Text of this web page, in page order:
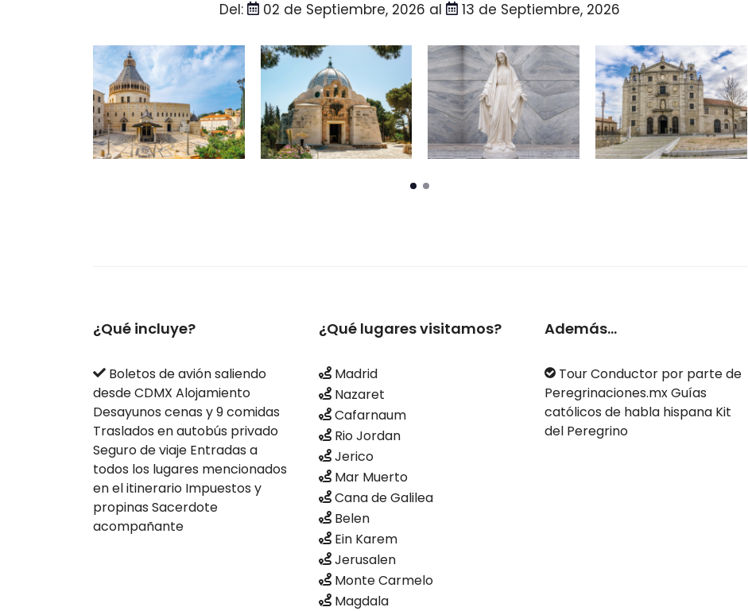
Del: 02 de Septiembre, 2026 al 13 de Septiembre, 2026
¿Qué incluye?
Boletos de avión saliendo
desde CDMX Alojamiento
Desayunos cenas y 9 comidas
Traslados en autobús privado
Seguro de viaje Entradas a
todos los lugares mencionados
en el itinerario Impuestos y
propinas Sacerdote
acompañante
¿Qué lugares visitamos?
Madrid
Nazaret
Cafarnaum
Rio Jordan
Jerico
Mar Muerto
Cana de Galilea
Belen
Ein Karem
Jerusalen
Monte Carmelo
Magdala
Además...
Tour Conductor por parte de
Peregrinaciones.mx Guías
católicos de habla hispana Kit
del Peregrino